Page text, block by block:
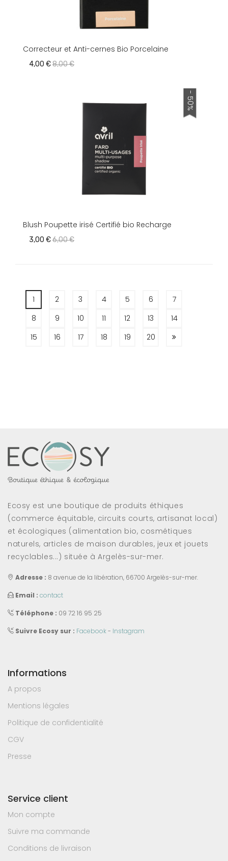
Correcteur et Anti-cernes Bio Porcelaine
4,00 €8,00 €
- 50%
Blush Poupette irisé Certifié bio Recharge
3,00 €6,00 €
1 2 3 4 5 6
7
8
9 10 11 12 13
14
15
16 17 18 19 20
Ecosy est une boutique de produits éthiques
(commerce équitable, circuits courts, artisanat local)
et écologiques (alimentation bio, cosmétiques
naturels, articles de maison durables, jeux et jouets
recyclables...) située à Argelès-sur-mer.
Adresse : 8 avenue de la libération, 66700 Argelès-sur-mer.
Email : contact
Téléphone : 09 72 16 95 25
Suivre Ecosy sur : Facebook- Instagram
Informations
A propos
Mentions légales
Politique de confidentialité
CGV
Presse
Service client
Mon compte
Suivre ma commande
Conditions de livraison